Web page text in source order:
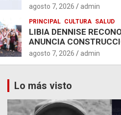
agosto 7, 2026 admin
PRINCIPAL CULTURA SALUD
LIBIA DENNISE
ANUNCIA
agosto 7, 2026 admin
Lo más visto